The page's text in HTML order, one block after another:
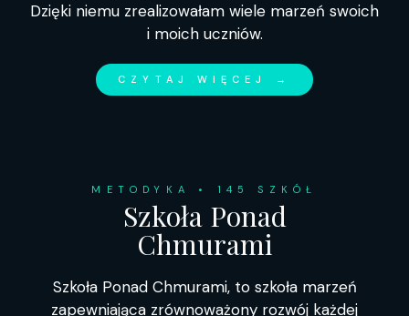
Dzięki niemu zrealizowałam wiele marzeń swoich
i moich uczniów.
CZYTAJ WIĘCEJ →
METODYKA • 145 SZKÓŁ
Szkoła Ponad
Chmurami
Szkoła Ponad Chmurami, to szkoła marzeń
zapewniająca zrównoważony rozwój każdej